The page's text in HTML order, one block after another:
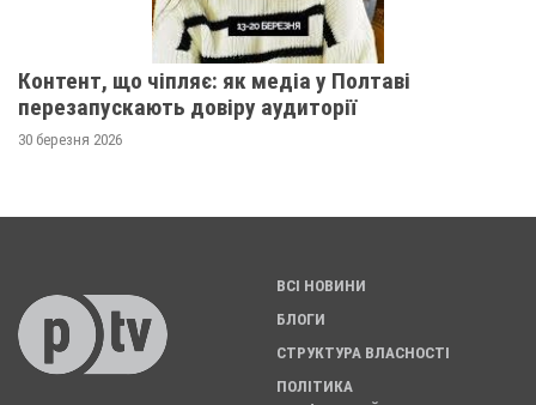
Контент, що чіпляє: як медіа у Полтаві
перезапускають довіру аудиторії
30 березня 2026
ВСІ НОВИНИ
БЛОГИ
СТРУКТУРА ВЛАСНОСТІ
ПОЛІТИКА